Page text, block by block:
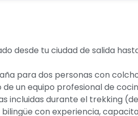
desde tu ciudad de salida
para dos personas con
un equipo profesional de
incluidas durante el trekking
con experiencia,